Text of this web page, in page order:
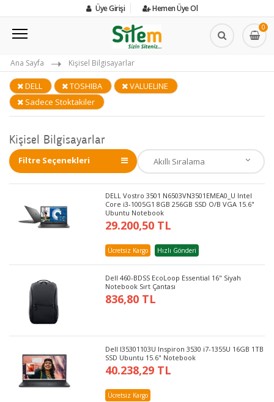
Üye Girişi Hemen Üye Ol
0
Ana Sayfa Kişisel Bilgisayarlar
DELL TOSHIBA
VALUELINE
Sadece Stoktakiler
Kişisel Bilgisayarlar
Filtre Seçenekleri
DELL Vostro 3501 N6503VN3501EMEA0_U Intel
Core i3-1005G1 8GB 256GB SSD O/B VGA 15.6"
Ubuntu Notebook
29.200,50 TL
Ücretsiz Kargo Hızlı Gönderi
Dell 460-BDSS EcoLoop Essential 16" Siyah
Notebook Sırt Çantası
836,80 TL
Dell I35301103U Inspiron 3530 i7-1355U 16GB 1TB
SSD Ubuntu 15.6" Notebook
40.238,29 TL
Ücretsiz Kargo